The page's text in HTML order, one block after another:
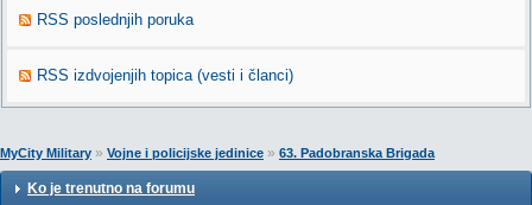
RSS poslednjih poruka
RSS izdvojenjih topica (vesti i članci)
MyCity Military » Vojne i policijske jedinice » 63. Padobranska Brigada
Ko je trenutno na forumu